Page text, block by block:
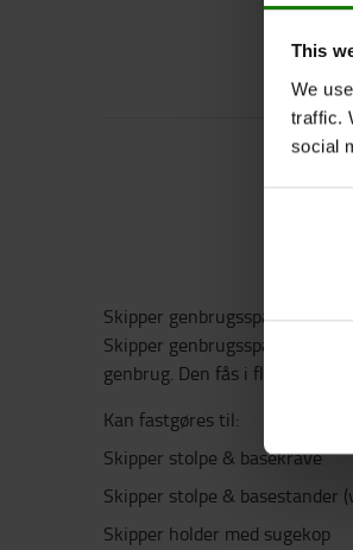
This
We
traffic.
social
Skipper genbrugsspand er en
Skipper genbrugsspand er en
genbrug. Den fås i flere farver.
Kan fastgøres til:
Skipper stolpe & basekrave
Skipper stolpe & basestander
Skipper holder med sugekop